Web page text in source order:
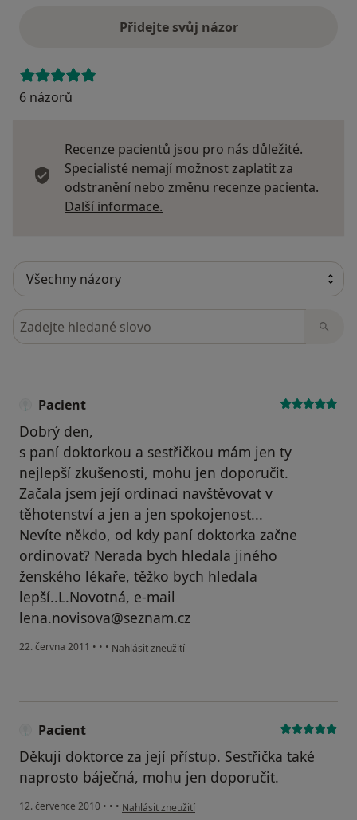
Přidejte svůj názor
6 názorů
Recenze pacientů jsou pro nás důležité.
Specialisté nemají možnost zaplatit za
odstranění nebo změnu recenze pacienta.
Další informace.
Hledejte v názorech
Pacient
Dobrý den,
s paní doktorkou a sestřičkou mám jen ty
nejlepší zkušenosti, mohu jen doporučit.
Začala jsem její ordinaci navštěvovat v
těhotenství a jen a jen spokojenost...
Nevíte někdo, od kdy paní doktorka začne
ordinovat? Nerada bych hledala jiného
ženského lékaře, těžko bych hledala
lepší..L.Novotná, e-mail
lena.novisova@seznam.cz
22. června 2011 • • • podle názoru uživatele Pacient
Nahlásit zneužití
Pacient
Děkuji doktorce za její přístup. Sestřička také
naprosto báječná, mohu jen doporučit.
12. července 2010 • • • podle názoru uživatele Pacient
Nahlásit zneužití